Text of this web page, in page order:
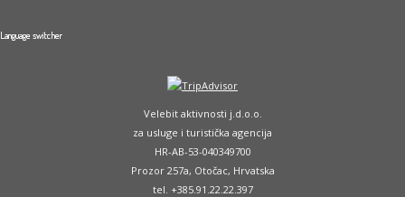
Language switcher
Velebit aktivnosti j.d.o.o.
za usluge i turistička agencija
HR-AB-53-040349700
Prozor 257a, Otočac, Hrvatska
tel. +385.91.22.22.397